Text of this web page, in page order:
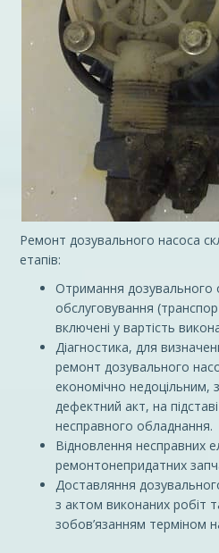
Ремонт дозувального насоса
етапів:
Отримання дозувального
обслуговування
включені у вартість
Діагностика, для
ремонт дозувального
економічно недоцільним,
дефектний акт, на
несправного обладнання.
Відновлення несправних
ремонтонепридатних
Доставляння
з актом виконаних робіт
зобов’язанням терміном